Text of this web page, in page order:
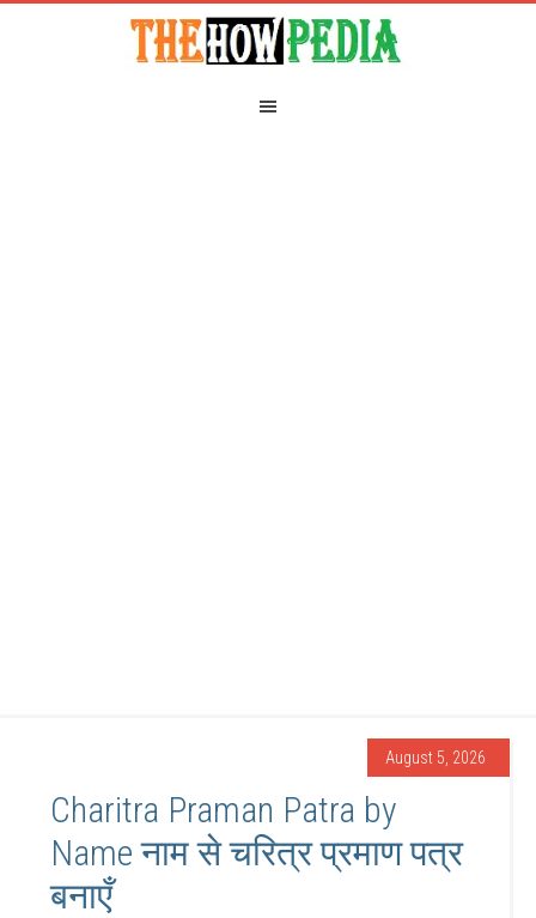
August 5, 2026
Charitra Praman Patra by
Name नाम से चरित्र प्रमाण पत्र
बनाएँ